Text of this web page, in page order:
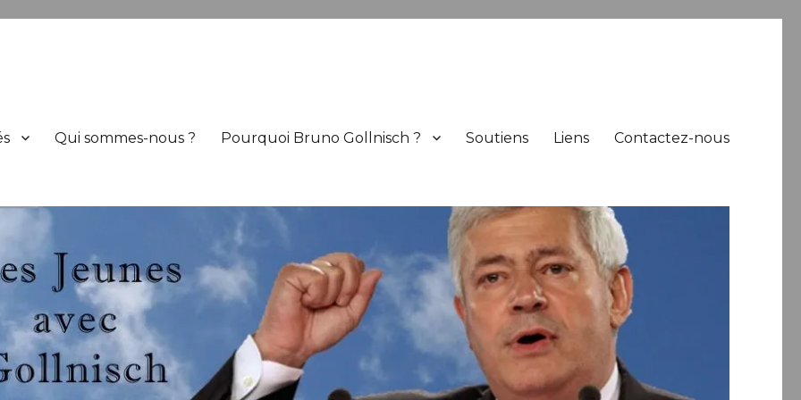
Qui sommes-nous ? Pourquoi Bruno Gollnisch ? Soutiens Liens Contactez-nous